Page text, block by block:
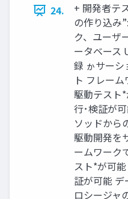
24.
+ 開発者テ
の作り込み
ク、ユー
ータベース
録 ゕサーシ
ト フレー
駆動テスト
行･検証が
ソッドから
駆動開発を
ームワーク
スト*が可
証が可能
ロシージャ